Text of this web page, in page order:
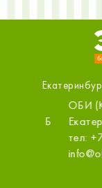
ОБИ
тел: +7
info@obi.ru